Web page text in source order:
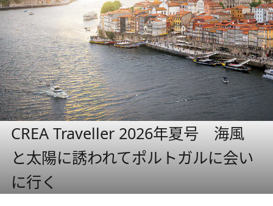
CREA Traveller 2026年夏号 海風
と太陽に誘われてポルトガルに会い
に行く